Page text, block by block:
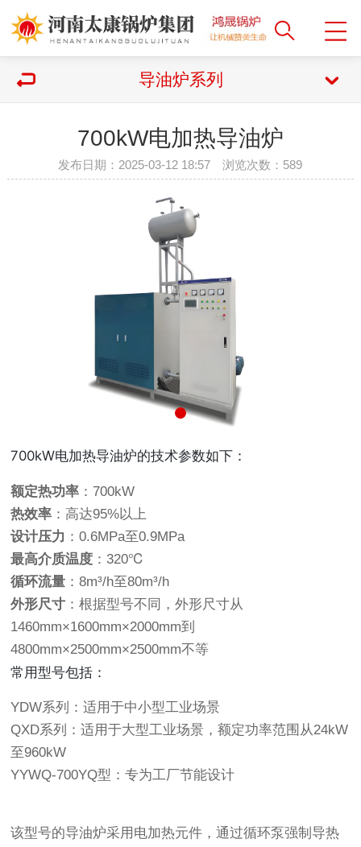
导油炉系列
700kW电加热导油炉
发布日期：2025-03-12 18:57 浏览次数： 589
700kW电加热导油炉的技术参数如下：
额定热功率 ：700kW
热效率 ：高达95%以上
设计压力 ：0.6MPa至0.9MPa
最高介质温度 ：320℃
循环流量 ：8m³/h至80m³/h
外形尺寸 ：根据型号不同，外形尺寸从
1460mm×1600mm×2000mm到
4800mm×2500mm×2500mm不等
常用型号包括：
YDW系列：适用于中小型工业场景
QXD系列：适用于大型工业场景，额定功率范围从24kW
至960kW
YYWQ-700YQ型：专为工厂节能设计
该型号的导油炉采用电加热元件，通过循环泵强制导热